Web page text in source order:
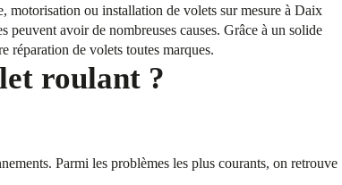
motorisation ou installation de volets sur mesure à Daix
avoir de nombreuses causes. Grâce à un solide
réparation de volets toutes marques.
roulant ?
Parmi les problèmes les plus courants, on retrouve